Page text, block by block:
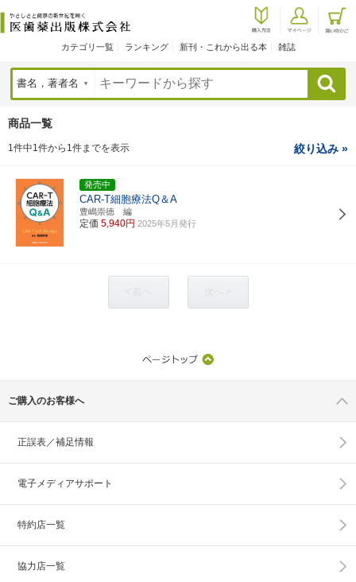
カテゴリ一覧 ランキング 新刊・これから出る本 雑誌
検索
商品一覧
1件中1件から1件までを表示 絞り込み »
発売中
CAR-T細胞療法Q＆A
豊嶋崇徳 編
定価 5,940円 2025年5月発行
ご購入のお客様へ
正誤表／補足情報
電子メディアサポート
特約店一覧
協力店一覧